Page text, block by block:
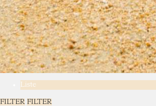
Liste
FILTER FILTER